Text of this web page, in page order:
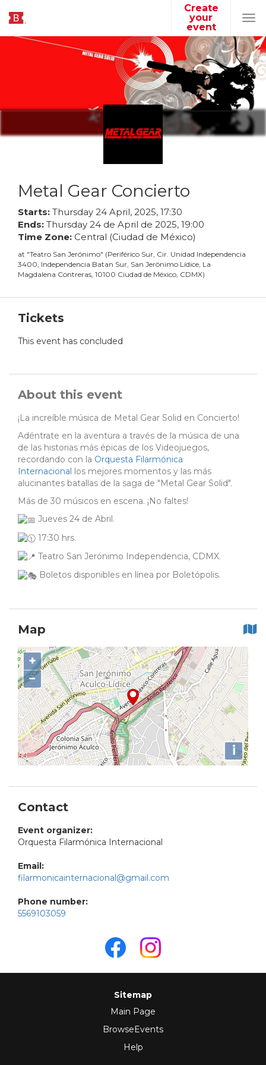
Create
your
event
Metal Gear Concierto
Starts: Thursday 24 April, 2025, 17:30
Ends: Thursday 24 de April de 2025, 19:00
Time Zone: Central (Ciudad de México)
at "Teatro San Jerónimo" (Periférico Sur, Cir. Unidad Independencia
3400, Independencia Batan Sur, San Jerónimo Lídice, La
Magdalena Contreras, 10100 Ciudad de México, CDMX)
Tickets
This event has concluded
About this event
¡La increíble música de Metal Gear Solid en Concierto!
Adéntrate en la aventura a través de la música de una
de las historias más épicas de los Videojuegos,
recordando con la Orquesta Filarmónica
Internacional
los mejores momentos y las más
alucinantes batallas de la saga de "Metal Gear Solid".
Más de 30 músicos en escena. ¡No faltes!
Jueves 24 de Abril.
17:30 hrs.
Teatro San Jerónimo Independencia, CDMX.
Boletos disponibles en línea por Boletópolis.
Map
+
−
i
Contact
Event organizer:
Orquesta Filarmónica Internacional
Email:
filarmonicainternacional@gmail.com
Phone number:
5569103059
Sitemap
Main Page
BrowseEvents
Help